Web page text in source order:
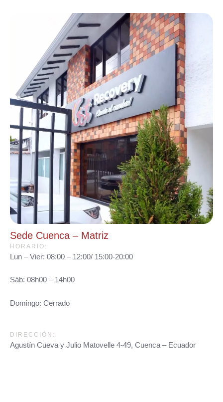
Sede Cuenca – Matriz
DIRECCIÓN:
Agustín Cueva y Julio Matovelle 4-49, Cuenca – Ecuador
HORARIO:
Lun – Vier: 08:00 – 12:00/ 15:00-20:00
Sáb: 08h00 – 14h00
Domingo: Cerrado